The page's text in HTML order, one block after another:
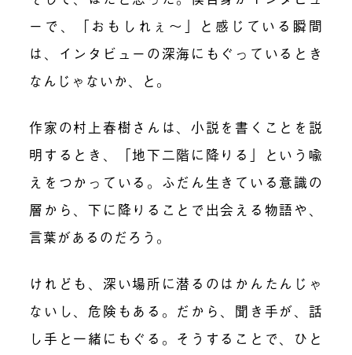
ーで、「おもしれぇ〜」と感じている瞬間
は、インタビューの深海にもぐっているとき
なんじゃないか、と。
作家の村上春樹さんは、小説を書くことを説
明するとき、「地下二階に降りる」という喩
えをつかっている。ふだん生きている意識の
層から、下に降りることで出会える物語や、
言葉があるのだろう。
けれども、深い場所に潜るのはかんたんじゃ
ないし、危険もある。だから、聞き手が、話
し手と一緒にもぐる。そうすることで、ひと